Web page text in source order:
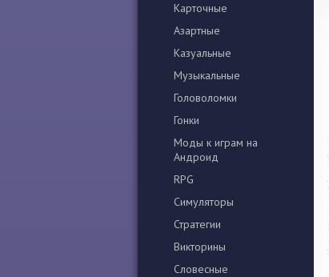
Карточные
Азартные
Казуальные
Музыкальные
Головоломки
Гонки
Моды к играм на
Андроид
RPG
Симуляторы
Стратегии
Викторины
Словесные